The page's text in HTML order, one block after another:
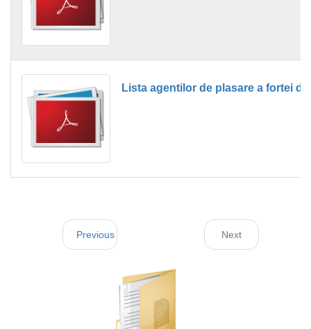
Lista agentilor de plasare a fortei
Previous Next